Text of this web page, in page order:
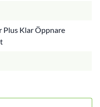
Plus Klar Öppnare